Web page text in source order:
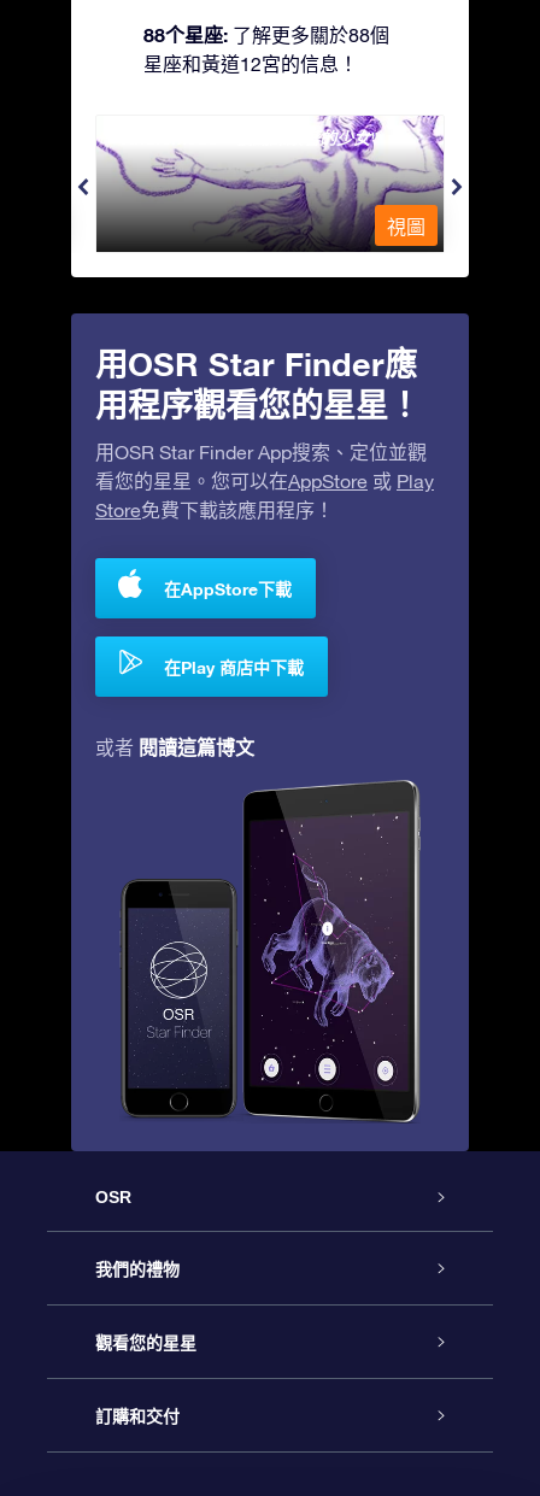
88个星座: 了解更多關於88個
星座和黃道12宮的信息！
Andromeda - 被鐵鍊鎖著的少女
視圖
用OSR Star Finder應
用程序觀看您的星星！
用OSR Star Finder App搜索、定位並觀
看您的星星。您可以在AppStore 或 Play
Store免費下載該應用程序！
在AppStore下載
在Play 商店中下載
或者 閱讀這篇博文
OSR
客戶服務
聯繫我們
博客
我們的禮物
Online Star禮物
OSR禮物包
觀看您的星星
星星注册
訂購和交付